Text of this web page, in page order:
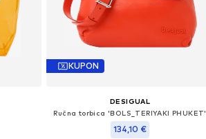
KUPON
DESIGUAL
Ručna torbica 'BOLS_TERIYAKI PHUKET'
134,10 €